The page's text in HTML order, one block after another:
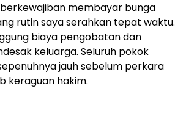
berkewajiban membayar bunga
rutin saya serahkan tepat waktu.
biaya pengobatan dan
keluarga. Seluruh pokok
jauh sebelum perkara
keraguan hakim.